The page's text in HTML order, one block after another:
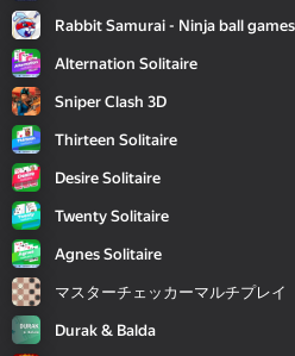
Rabbit Samurai - Ninja ball games
Alternation Solitaire
Sniper Clash 3D
Thirteen Solitaire
Desire Solitaire
Twenty Solitaire
Agnes Solitaire
マスターチェッカーマルチプレイ
Durak & Balda